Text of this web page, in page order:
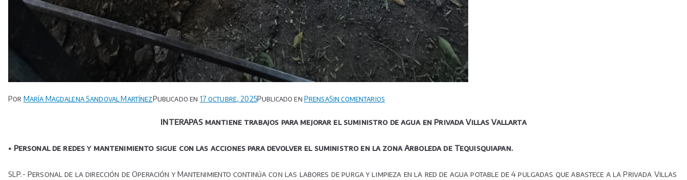
Por María Magdalena Sandoval MartínezPublicado en 17 octubre, 2025Publicado en PrensaSin comentarios
mantiene
para
el
INTERAPAS mantiene trabajos para mejorar el suministro de agua en Privada Villas Vallarta
• ⁠⁠Personal de redes y mantenimiento sigue con las acciones para devolver el suministro en la zona Arboleda de Tequisquiapan.
SLP.- Personal de la dirección de Operación y Mantenimiento continúa con las labores de purga y limpieza en la red de agua potable de 4 pulgadas que abastece a la Privada Villas